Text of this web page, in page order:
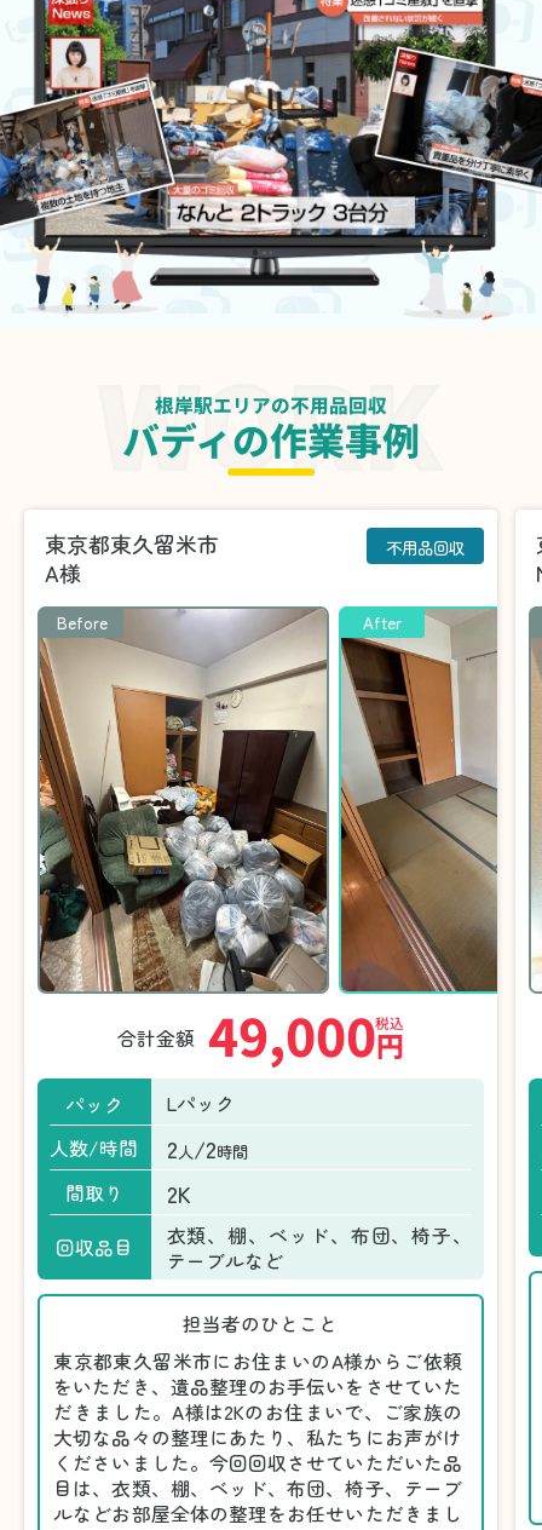
根岸駅エリアの不用品回収
バディの作業事例
東京都東久留米市
A様
不用品回収
Before After
合計金額 49,000円
税込
パック
Lパック
人数/時間
2人/2時間
間取り 2K
回収品目
衣類、棚、ベッド、布団、椅子、
テーブルなど
担当者のひとこと
東京都東久留米市にお住まいのA様からご依頼
をいただき、遺品整理のお手伝いをさせていた
だきました。A様は2Kのお住まいで、ご家族の
大切な品々の整理にあたり、私たちにお声がけ
くださいました。今回回収させていただいた品
目は、衣類、棚、ベッド、布団、椅子、テーブ
ルなどお部屋全体の整理をお任せいただきまし